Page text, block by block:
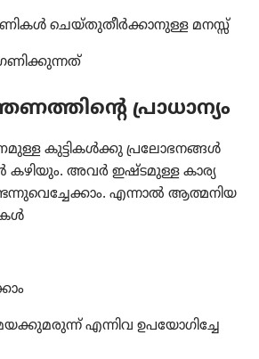
ചെയ്‌തു​തീർക്കാ​നുള്ള മനസ്സ്‌
പ്രാധാ​ന്യം
കുട്ടി​കൾക്കു പ്രലോ​ഭ​നങ്ങൾ
കഴിയും. അവർ ഇഷ്ടമുള്ള കാര്യ​
എന്നാൽ ആത്മനി​യ​
എന്നിവ ഉപയോ​ഗി​ച്ചേ​